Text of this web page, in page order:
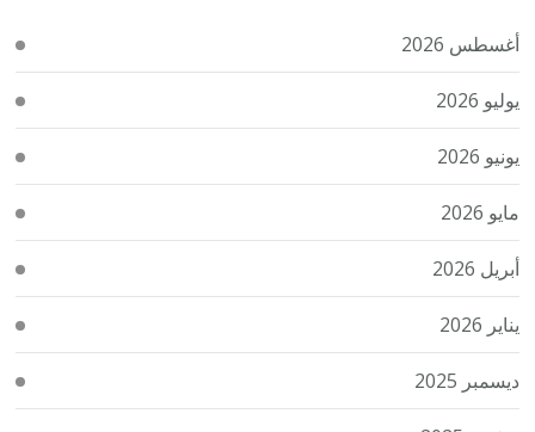
أغسطس 2026
يوليو 2026
يونيو 2026
مايو 2026
أبريل 2026
يناير 2026
ديسمبر 2025